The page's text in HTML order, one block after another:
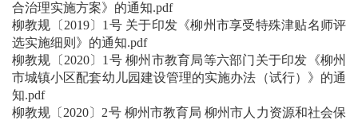
合治理实施方案》的通知.pdf
柳教规〔2019〕1号 关于印发《柳州市享受特殊津贴名师评
选实施细则》的通知.pdf
柳教规〔2020〕1号 柳州市教育局等六部门关于印发《柳州
市城镇小区配套幼儿园建设管理的实施办法（试行）》的通
知.pdf
柳教规〔2020〕2号 柳州市教育局 柳州市人力资源和社会保